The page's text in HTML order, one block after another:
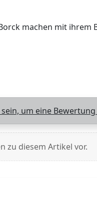
machen mit
um eine
zu diesem Artikel vor.